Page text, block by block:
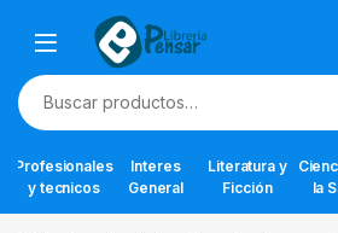
Skip to navigation
Skip to content
Buscar por:
Profesionales
y tecnicos
Interes
General
Literatura y
Ficción
la